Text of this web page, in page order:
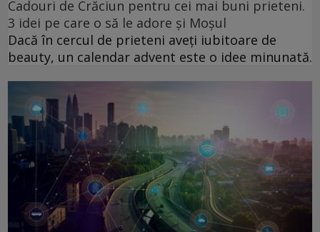
Cadouri de Crăciun pentru cei mai buni prieteni.
3 idei pe care o să le adore și Moșul
Dacă în cercul de prieteni aveți iubitoare de
beauty, un calendar advent este o idee minunată.